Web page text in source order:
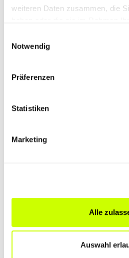
weiteren Daten zusammen, die
Notwendig
Präferenzen
Statistiken
Marketing
Alle
Auswahl
Inselstr. 2 | 88074
www.laitenberger-
MALER ZWERGER
Felsenweg 12| 88416